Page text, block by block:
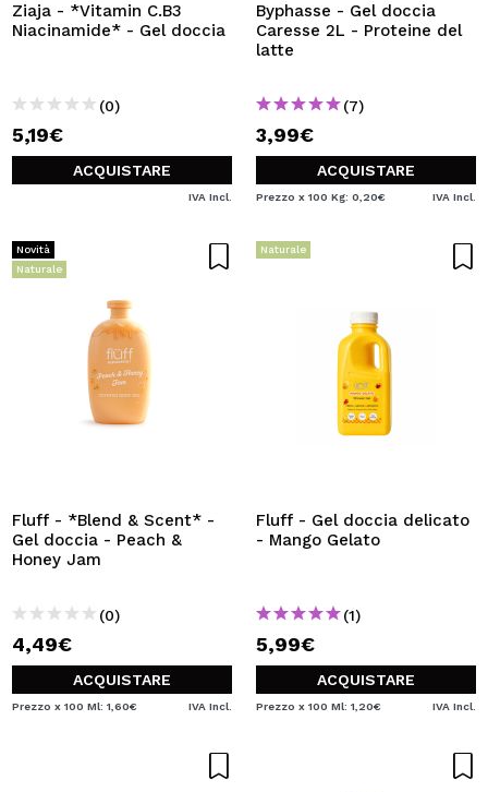
Ziaja - *Vitamin C.B3
Niacinamide* - Gel doccia
(0)
5,19€
ACQUISTARE
IVA Incl.
Byphasse - Gel doccia
Caresse 2L - Proteine del
latte
(7)
3,99€
ACQUISTARE
Prezzo x 100 Kg: 0,20€ IVA Incl.
Novità
Naturale
Fluff - *Blend & Scent* -
Gel doccia - Peach &
Honey Jam
(0)
4,49€
ACQUISTARE
Prezzo x 100 Ml: 1,60€ IVA Incl.
Naturale
Fluff - Gel doccia delicato
- Mango Gelato
(1)
5,99€
ACQUISTARE
Prezzo x 100 Ml: 1,20€ IVA Incl.